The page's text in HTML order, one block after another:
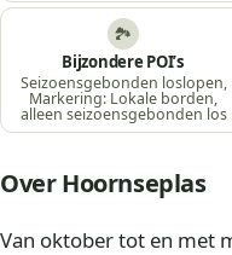
🏞️
Bijzondere POI’s
Seizoensgebonden loslopen,
Markering: Lokale borden,
alleen seizoensgebonden los
Over Hoornseplas
Van oktober tot en met